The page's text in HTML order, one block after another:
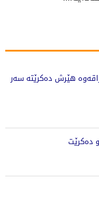
هێرش دەکرێتە سەر
دەکرێت